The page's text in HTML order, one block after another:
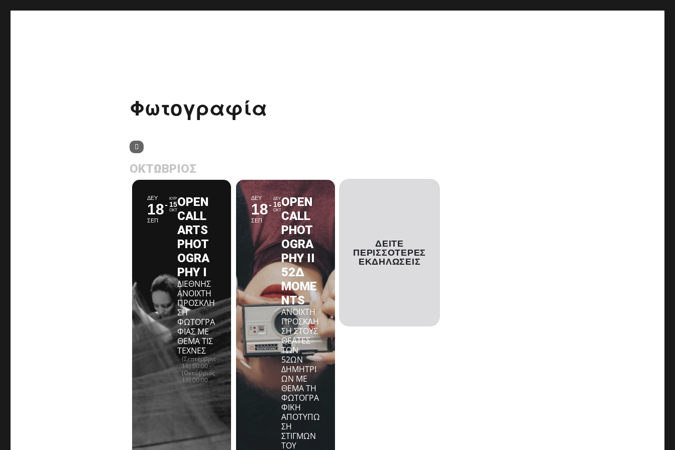
Φωτογραφία
ΟΚΤΏΒΡΙΟΣ
ΔΕΥ
18
ΣΕΠ
ΚΥΡ
15
ΟΚΤ
OPEN
CALL
ARTS
PHOT
OGRA
PHY I
ΔΙΕΘΝΗΣ
ΑΝΟΙΧΤΗ
ΠΡΟΣΚΛΗ
ΣΗ
ΦΩΤΟΓΡΑ
ΦΙΑΣ ΜΕ
ΘΕΜΑ ΤΙΣ
ΤΕΧΝΕΣ
(Σεπτέμβριος
18) 00:00 -
(Οκτώβριος
15) 00:00
(GMT+00:00)
ΔΕΥ
18
ΣΕΠ
ΔΕΥ
16
ΟΚΤ
OPEN
CALL
PHOT
OGRA
PHY II
52Δ
MOME
NTS
ΑΝΟΙΧΤΗ
ΠΡΟΣΚΛΗ
ΣΗ ΣΤΟΥΣ
ΘΕΑΤΕΣ
ΤΩΝ
52ΩΝ
ΔΗΜΗΤΡΙ
ΩΝ ΜΕ
ΘΕΜΑ ΤΗ
ΦΩΤΟΓΡΑ
ΦΙΚΗ
ΑΠΟΤΥΠΩ
ΣΗ
ΣΤΙΓΜΩΝ
ΤΟΥ
ΔΕΊΤΕ
ΠΕΡΙΣΣΌΤΕΡΕΣ
ΕΚΔΗΛΏΣΕΙΣ